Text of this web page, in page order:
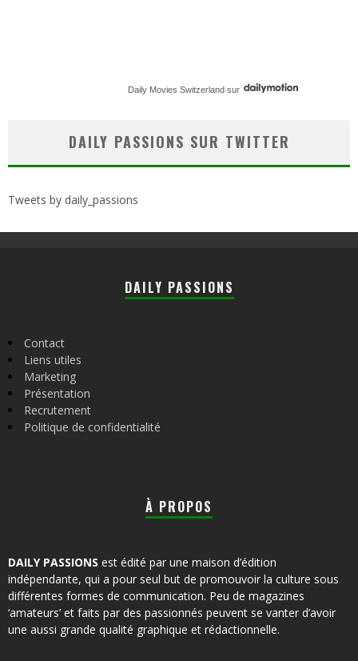
Daily Movies Switzerland sur
DAILY PASSIONS SUR TWITTER
Tweets by daily_passions
DAILY PASSIONS
Contact
Liens utiles
Marketing
Présentation
Recrutement
Politique de confidentialité
À PROPOS
DAILY PASSIONS est édité par une maison d’édition
indépendante, qui a pour seul but de promouvoir la culture sous
différentes formes de communication. Peu de magazines
‘amateurs’ et faits par des passionnés peuvent se vanter d’avoir
une aussi grande qualité graphique et rédactionnelle.